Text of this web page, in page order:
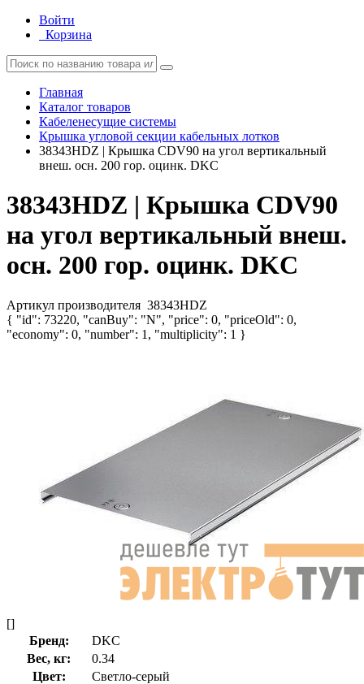
Войти
Корзина
Главная
Каталог товаров
Кабеленесущие системы
Крышка угловой секции кабельных лотков
38343HDZ | Крышка CDV90 на угол вертикальный
внеш. осн. 200 гор. оцинк. DKC
38343HDZ | Крышка CDV90
на угол вертикальный внеш.
осн. 200 гор. оцинк. DKC
Артикул производителя 38343HDZ
{ "id": 73220, "canBuy": "N", "price": 0, "priceOld": 0,
"economy": 0, "number": 1, "multiplicity": 1 }
[]
Бренд:
DKC
Вес, кг:
0.34
Цвет:
Светло-серый